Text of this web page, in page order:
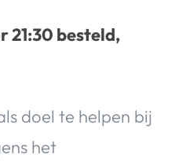
21:30 besteld,
doel te helpen bij
het